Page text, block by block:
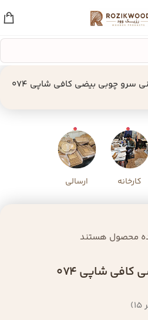
سرو چوبی بیضی کافی شاپی 074
کارخانه ارسالی
محصول هستند
شاپی 074
15
)